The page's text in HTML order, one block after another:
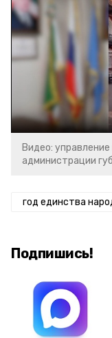
Видео:
администрации
год единства
Подпишись!